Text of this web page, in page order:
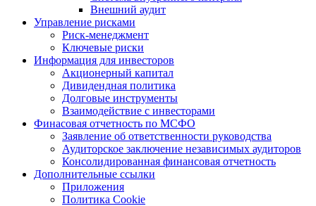
Внешний аудит
Управление рисками
Риск-менеджмент
Ключевые риски
Информация для инвесторов
Акционерный капитал
Дивидендная политика
Долговые инструменты
Взаимодействие с инвеcторами
Финасовая отчетность по МСФО
Заявление об ответственности руководства
Аудиторское заключение независимых аудиторов
Консолидированная финансовая отчетность
Дополнительные ссылки
Приложения
Политика Cookie